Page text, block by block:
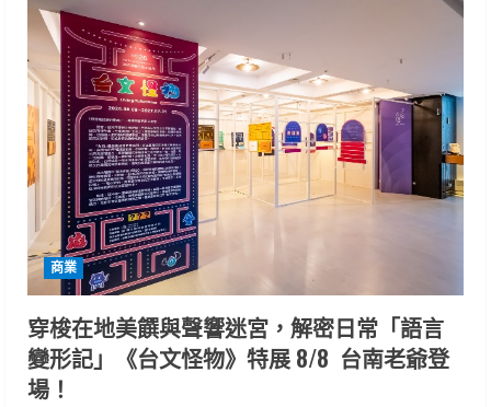
商業
穿梭在地美饌與聲響迷宮，解密日常「語言
變形記」《台文怪物》特展 8/8 台南老爺登
場！